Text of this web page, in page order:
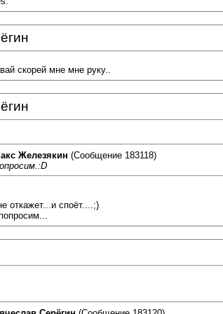
скорей мне мне руку..
Железякин (Сообщение 183118)
откажет...и споёт....;)